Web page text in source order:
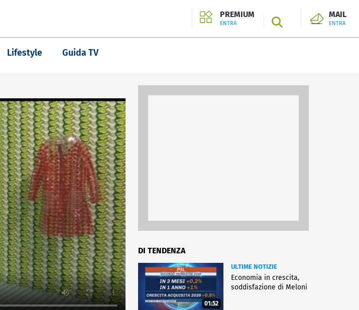
PREMIUM
ENTRA SEARCH
MAIL
ENTRA
Lifestyle Guida TV
DI TENDENZA
01:52
ULTIME NOTIZIE
Economia in crescita,
soddisfazione di Meloni